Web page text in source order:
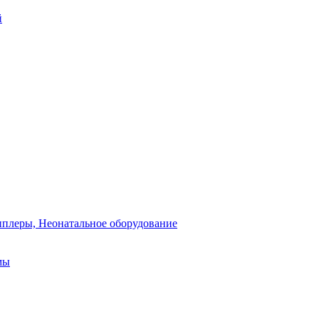
Неонатальное оборудование